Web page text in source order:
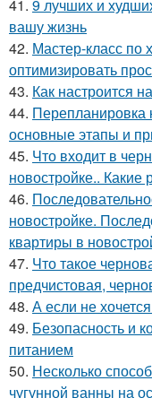
41. 9 лучших и
вашу жизнь
42. Мастер-класс по
оптимизировать
43. Как настроится
44.
основные этапы и
45. Что входит в
новостройке.. Какие
46.
новостройке.
квартиры в
47. Что такое
предчистовая,
48. А если не
49. Безопасность и
питанием
50. Несколько
чугунной ванны на